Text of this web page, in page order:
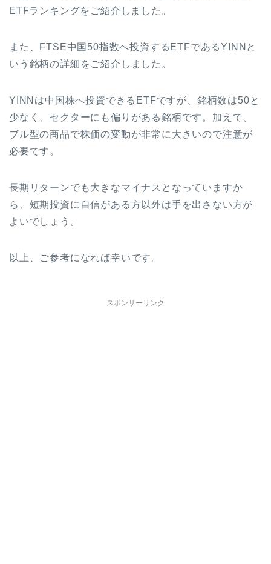
ETFランキングをご紹介しました。
また、FTSE中国50指数へ投資するETFであるYINNと
いう銘柄の詳細をご紹介しました。
YINNは中国株へ投資できるETFですが、銘柄数は50と
少なく、セクターにも偏りがある銘柄です。加えて、
ブル型の商品で株価の変動が非常に大きいので注意が
必要です。
長期リターンでも大きなマイナスとなっていますか
ら、短期投資に自信がある方以外は手を出さない方が
よいでしょう。
以上、ご参考になれば幸いです。
スポンサーリンク